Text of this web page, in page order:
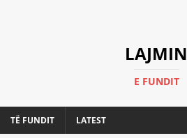
LAJMIN
E FUNDIT
TË FUNDIT LATEST